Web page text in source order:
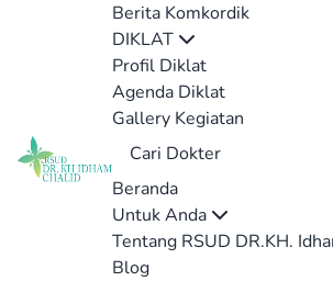
Berita Komkordik
DIKLAT
Profil Diklat
Agenda Diklat
Gallery Kegiatan
Cari Dokter
Beranda
Untuk Anda
Tentang RSUD DR.KH.
Blog